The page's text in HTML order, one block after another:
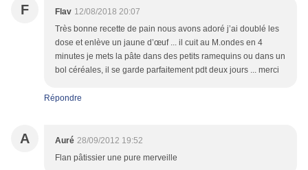
F Flav 12/08/2018 20:07
Très bonne recette de pain nous avons adoré j’ai doublé les
dose et enlève un jaune d’œuf ... il cuit au M.ondes en 4
minutes je mets la pâte dans des petits ramequins ou dans un
bol céréales, il se garde parfaitement pdt deux jours ... merci
Répondre
A Auré 28/09/2012 19:52
Flan pâtissier une pure merveille